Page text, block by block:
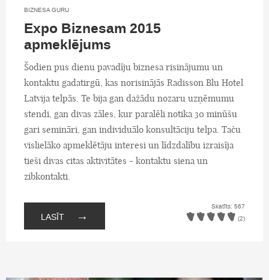
BIZNESA GURU
Expo Biznesam 2015
apmeklējums
Šodien pus dienu pavadīju biznesa risinājumu un
kontaktu gadatirgū, kas norisinājās Radisson Blu Hotel
Latvija telpās. Te bija gan dažādu nozaru uzņēmumu
stendi, gan divas zāles, kur paralēli notika 30 minūšu
gari semināri, gan individuālo konsultāciju telpa. Taču
vislielāko apmeklētāju interesi un līdzdalību izraisīja
tieši divas citas aktivitātes - kontaktu siena un
zibkontakti.
LASĪT →
Skatīts: 567
(2)